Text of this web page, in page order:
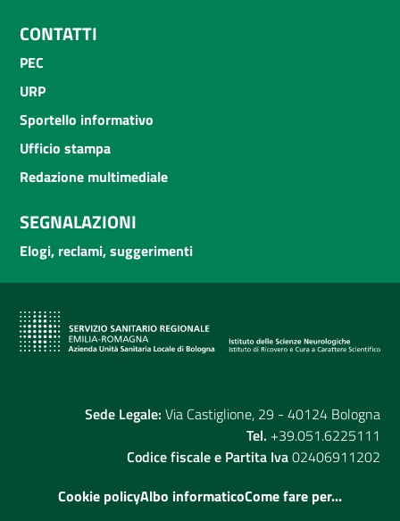
CONTATTI
PEC
URP
Sportello informativo
Ufficio stampa
Redazione multimediale
SEGNALAZIONI
Elogi, reclami, suggerimenti
Sede Legale: Via Castiglione, 29 - 40124 Bologna
Tel. +39.051.6225111
Codice fiscale e Partita Iva02406911202
Cookie policyAlbo informaticoCome fare per...